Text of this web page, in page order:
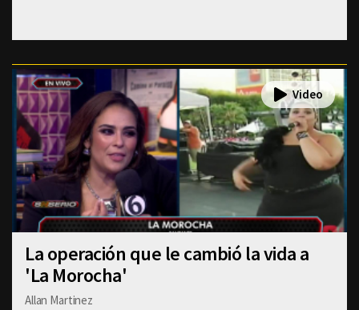
La operación que le cambió la vida a
'La Morocha'
Allan Martinez